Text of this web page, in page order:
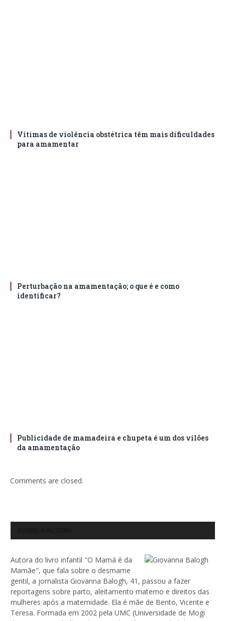
Vítimas de violência obstétrica têm mais dificuldades
para amamentar
Perturbação na amamentação; o que é e como
identificar?
Publicidade de mamadeira e chupeta é um dos vilões
da amamentação
Comments are closed.
Autora do livro infantil "O Mamá é da
Mamãe", que fala sobre o desmame
gentil, a jornalista Giovanna Balogh, 41, passou a fazer
reportagens sobre parto, aleitamento materno e direitos das
mulheres após a maternidade. Ela é mãe de Bento, Vicente e
Teresa. Formada em 2002 pela UMC (Universidade de Mogi